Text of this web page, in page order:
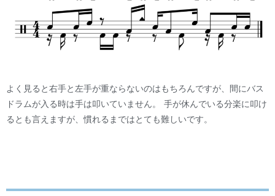
よく見ると右手と左手が重ならないのはもちろんですが、間にバス
ドラムが入る時は手は叩いていません。 手が休んでいる分楽に叩け
るとも言えますが、慣れるまではとても難しいです。